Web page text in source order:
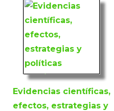
Evidencias científicas,
efectos, estrategias y